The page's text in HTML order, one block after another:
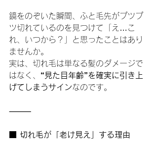
鏡をのぞいた瞬間、ふと毛先がプツプ
ツ切れているのを見つけて「え…こ
れ、いつから？」と思ったことはあり
ませんか。
実は、切れ毛は単なる髪のダメージで
はなく、 “見た目年齢”を確実に引き上
げてしまうサインなのです。
⸻
■ 切れ毛が「老け見え」する理由